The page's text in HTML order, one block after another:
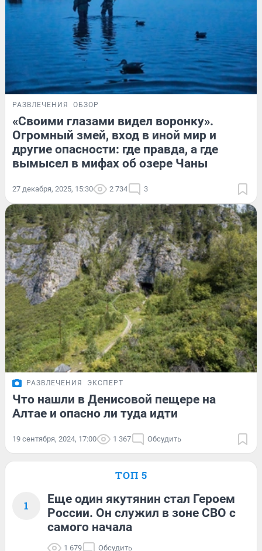
РАЗВЛЕЧЕНИЯ ОБЗОР
«Своими глазами видел воронку».
Огромный змей, вход в иной мир и
другие опасности: где правда, а где
вымысел в мифах об озере Чаны
27 декабря, 2025, 15:30 2 734 3
РАЗВЛЕЧЕНИЯ ЭКСПЕРТ
Что нашли в Денисовой пещере на
Алтае и опасно ли туда идти
19 сентября, 2024, 17:00 1 367 Обсудить
ТОП 5
1
Еще один якутянин стал Героем
России. Он служил в зоне СВО с
самого начала
1 679 Обсудить